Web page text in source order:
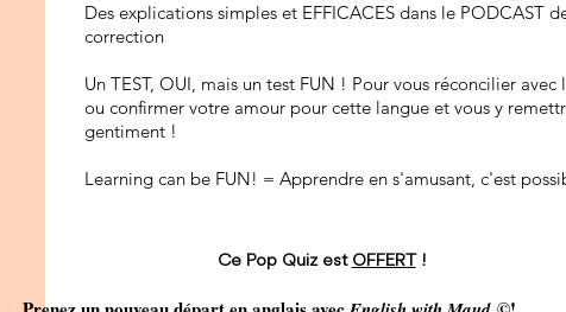
Des explications simples et EFFICACES dans le PODCAST
correction
Un TEST, OUI, mais un test FUN ! Pour vous réconcilier avec
ou confirmer votre amour pour cette langue et vous y
gentiment !
Learning can be FUN! = Apprendre en s'amusant, c'est
Ce Pop Quiz est OFFERT !